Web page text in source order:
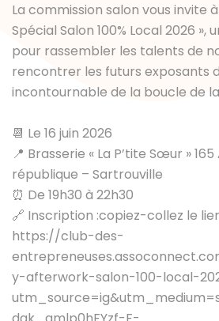
La commission salon vous invite
Spécial Salon 100% Local 2026 »,
pour rassembler les talents de
rencontrer les futurs exposants
incontournable de la boucle de la
📆 Le 16 juin 2026
📍 Brasserie « La P’tite Sœur »
république – Sartrouville
⏰ De 19h30 à 22h30
🔗 Inscription :copiez-collez le
https://club-des-
y-afterwork-salon-100-local-